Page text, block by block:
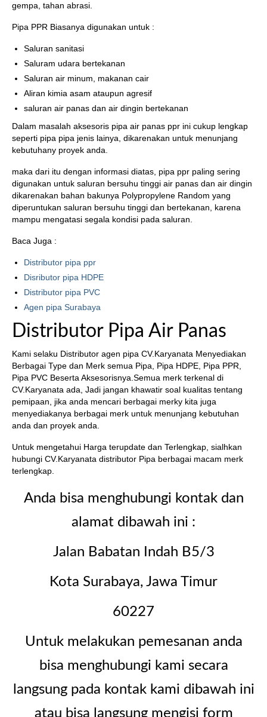
gempa, tahan abrasi.
Pipa PPR Biasanya digunakan untuk :
Saluran sanitasi
Saluram udara bertekanan
Saluran air minum, makanan cair
Aliran kimia asam ataupun agresif
saluran air panas dan air dingin bertekanan
Dalam masalah aksesoris pipa air panas ppr ini cukup lengkap
seperti pipa pipa jenis lainya, dikarenakan untuk menunjang
kebutuhany proyek anda.
maka dari itu dengan informasi diatas, pipa ppr paling sering
digunakan untuk saluran bersuhu tinggi air panas dan air dingin
dikarenakan bahan bakunya Polypropylene Random yang
diperuntukan saluran bersuhu tinggi dan bertekanan, karena
mampu mengatasi segala kondisi pada saluran.
Baca Juga :
Distributor pipa ppr
Disributor pipa HDPE
Distributor pipa PVC
Agen pipa Surabaya
Distributor Pipa Air Panas
Kami selaku Distributor agen pipa CV.Karyanata Menyediakan
Berbagai Type dan Merk semua Pipa, Pipa HDPE, Pipa PPR,
Pipa PVC Beserta Aksesorisnya.Semua merk terkenal di
CV.Karyanata ada, Jadi jangan khawatir soal kualitas tentang
pemipaan, jika anda mencari berbagai merky kita juga
menyediakanya berbagai merk untuk menunjang kebutuhan
anda dan proyek anda.
Untuk mengetahui Harga terupdate dan Terlengkap, sialhkan
hubungi CV.Karyanata distributor Pipa berbagai macam merk
terlengkap.
Anda bisa menghubungi kontak dan
alamat dibawah ini :
Jalan Babatan Indah B5/3
Kota Surabaya, Jawa Timur
60227
Untuk melakukan pemesanan anda
bisa menghubungi kami secara
langsung pada kontak kami dibawah ini
atau bisa langsung mengisi form